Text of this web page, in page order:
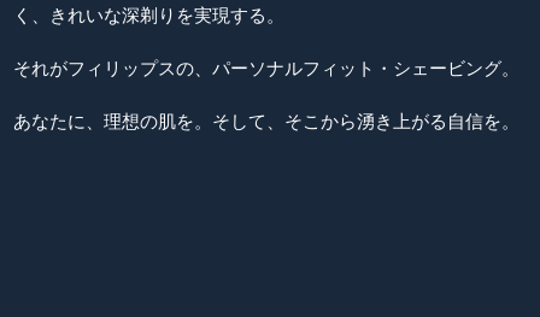
く、きれいな深剃りを実現する。
それがフィリップスの、パーソナルフィット・シェービング。
あなたに、理想の肌を。そして、そこから湧き上がる自信を。